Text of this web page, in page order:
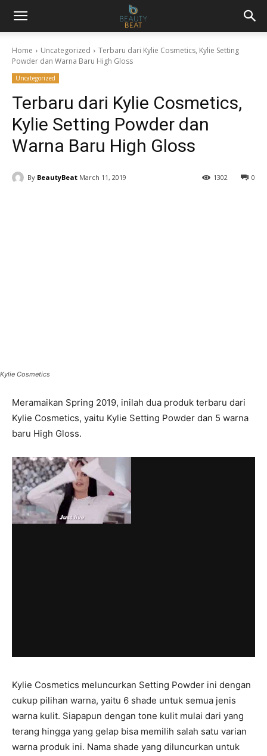
Home Uncategorized
Terbaru dari Kylie Cosmetics, Kylie Setting
Powder dan Warna Baru High Gloss
Uncategorized
Terbaru dari Kylie Cosmetics,
Kylie Setting Powder dan
Warna Baru High Gloss
By BeautyBeat March 11, 2019 0
1302
Kylie Cosmetics
Meramaikan Spring 2019, inilah dua produk terbaru dari
Kylie Cosmetics, yaitu Kylie Setting Powder dan 5 warna
baru High Gloss.
Kylie Cosmetics meluncurkan Setting Powder ini dengan
cukup pilihan warna, yaitu 6 shade untuk semua jenis
warna kulit. Siapapun dengan tone kulit mulai dari yang
terang hingga yang gelap bisa memilih salah satu varian
warna produk ini. Nama shade yang diluncurkan untuk